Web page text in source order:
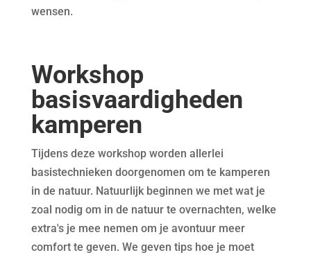
wensen.
Workshop
basisvaardigheden
kamperen
Tijdens deze workshop worden allerlei
basistechnieken doorgenomen om te kamperen
in de natuur. Natuurlijk beginnen we met wat je
zoal nodig om in de natuur te overnachten, welke
extra's je mee nemen om je avontuur meer
comfort te geven. We geven tips hoe je moet